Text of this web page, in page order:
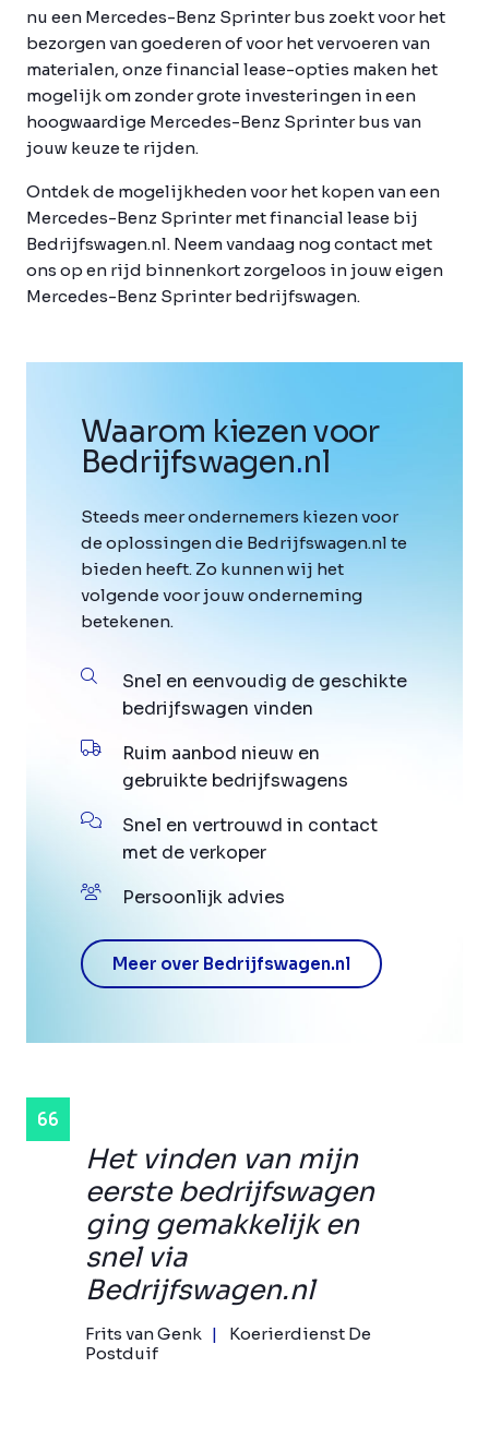
nu een Mercedes-Benz Sprinter bus zoekt voor het
bezorgen van goederen of voor het vervoeren van
materialen, onze financial lease-opties maken het
mogelijk om zonder grote investeringen in een
hoogwaardige Mercedes-Benz Sprinter bus van
jouw keuze te rijden.
Ontdek de mogelijkheden voor het kopen van een
Mercedes-Benz Sprinter met financial lease bij
Bedrijfswagen.nl. Neem vandaag nog contact met
ons op en rijd binnenkort zorgeloos in jouw eigen
Mercedes-Benz Sprinter bedrijfswagen.
Het vinden van mijn
eerste bedrijfswagen
ging gemakkelijk en
snel via
Bedrijfswagen.nl
Frits van Genk
Koerierdienst De
Postduif
Waarom kiezen voor
Bedrijfswagen.nl
Steeds meer ondernemers kiezen voor
de oplossingen die Bedrijfswagen.nl te
bieden heeft. Zo kunnen wij het
volgende voor jouw onderneming
betekenen.
Snel en eenvoudig de geschikte
bedrijfswagen vinden
Ruim aanbod nieuw en
gebruikte bedrijfswagens
Snel en vertrouwd in contact
met de verkoper
Persoonlijk advies
Meer over Bedrijfswagen.nl